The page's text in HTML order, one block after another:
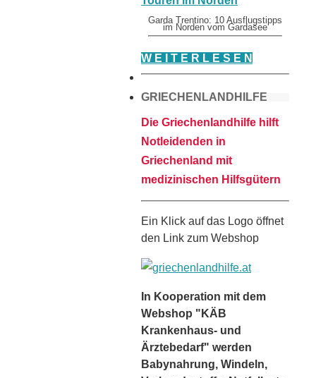
Garda Trentino: 10 Ausflugstipps
im Norden vom Gardasee
W E I T E R L E S E N
GRIECHENLANDHILFE
Die Griechenlandhilfe hilft
Notleidenden in
Griechenland mit
medizinischen Hilfsgütern
Ein Klick auf das Logo öffnet
den Link zum Webshop
In Kooperation mit dem
Webshop "KÄB
Krankenhaus- und
Ärztebedarf" werden
Babynahrung, Windeln,